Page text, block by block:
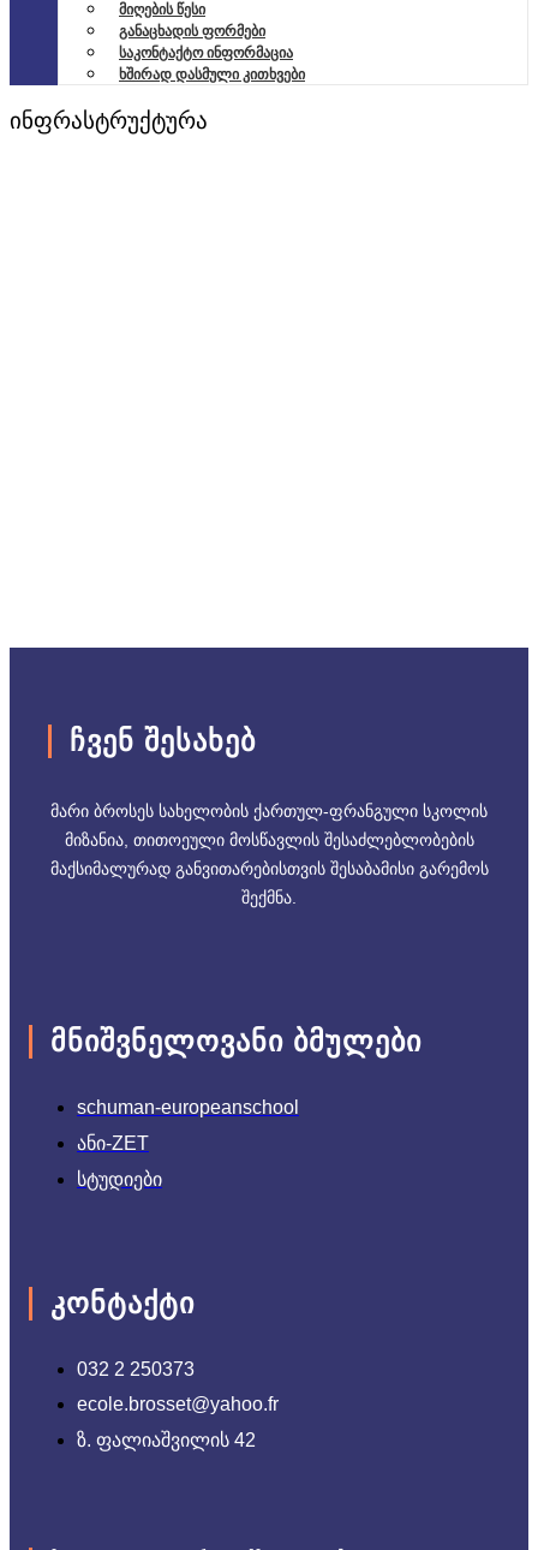
მიღების წესი
განაცხადის ფორმები
საკონტაქტო ინფორმაცია
ხშირად დასმული კითხვები
ინფრასტრუქტურა
ᲩᲕᲔᲜ ᲨᲔᲡᲐᲮᲔᲑ
მარი ბროსეს სახელობის ქართულ-ფრანგული სკოლის
მიზანია, თითოეული მოსწავლის შესაძლებლობების
მაქსიმალურად განვითარებისთვის შესაბამისი გარემოს
შექმნა.
ᲛᲜᲘᲨᲕᲜᲔᲚᲝᲕᲐᲜᲘ ᲑᲛᲣᲚᲔᲑᲘ
schuman-europeanschool
ანი-ZET
სტუდიები
ᲙᲝᲜᲢᲐᲥᲢᲘ
032 2 250373
ecole.brosset@yahoo.fr
ზ. ფალიაშვილის 42